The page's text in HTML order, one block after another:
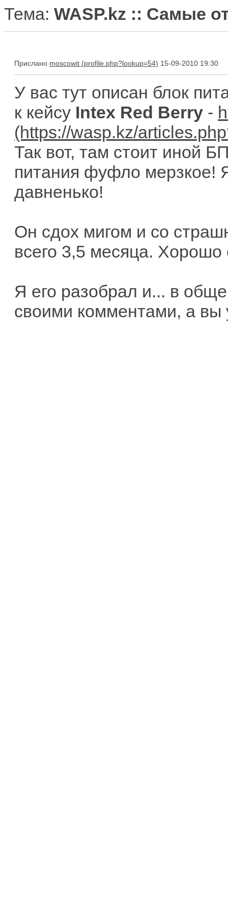
Тема: WASP.kz :: Самые
Прислано moscowit 15-09-2010 19:30
У вас тут описан блок
к кейсу Intex Red Berry -
Так вот, там стоит иной
питания фуфло мерзкое!
давненько!
Он сдох мигом и со
всего 3,5 месяца.
Я его разобрал и... в
своими комментами, а вы